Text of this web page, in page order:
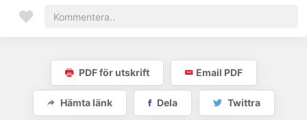
PDF för utskrift Email PDF
Hämta länk Dela Twittra